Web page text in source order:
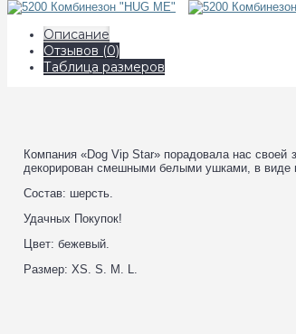
Описание
Отзывов (0)
Таблица размеров
Компания «Dog Vip Star» порадовала нас
декорирован смешными белыми ушками, в виде
Состав: шерсть.
Удачных Покупок!
Цвет: бежевый.
Размер: XS. S. M. L.